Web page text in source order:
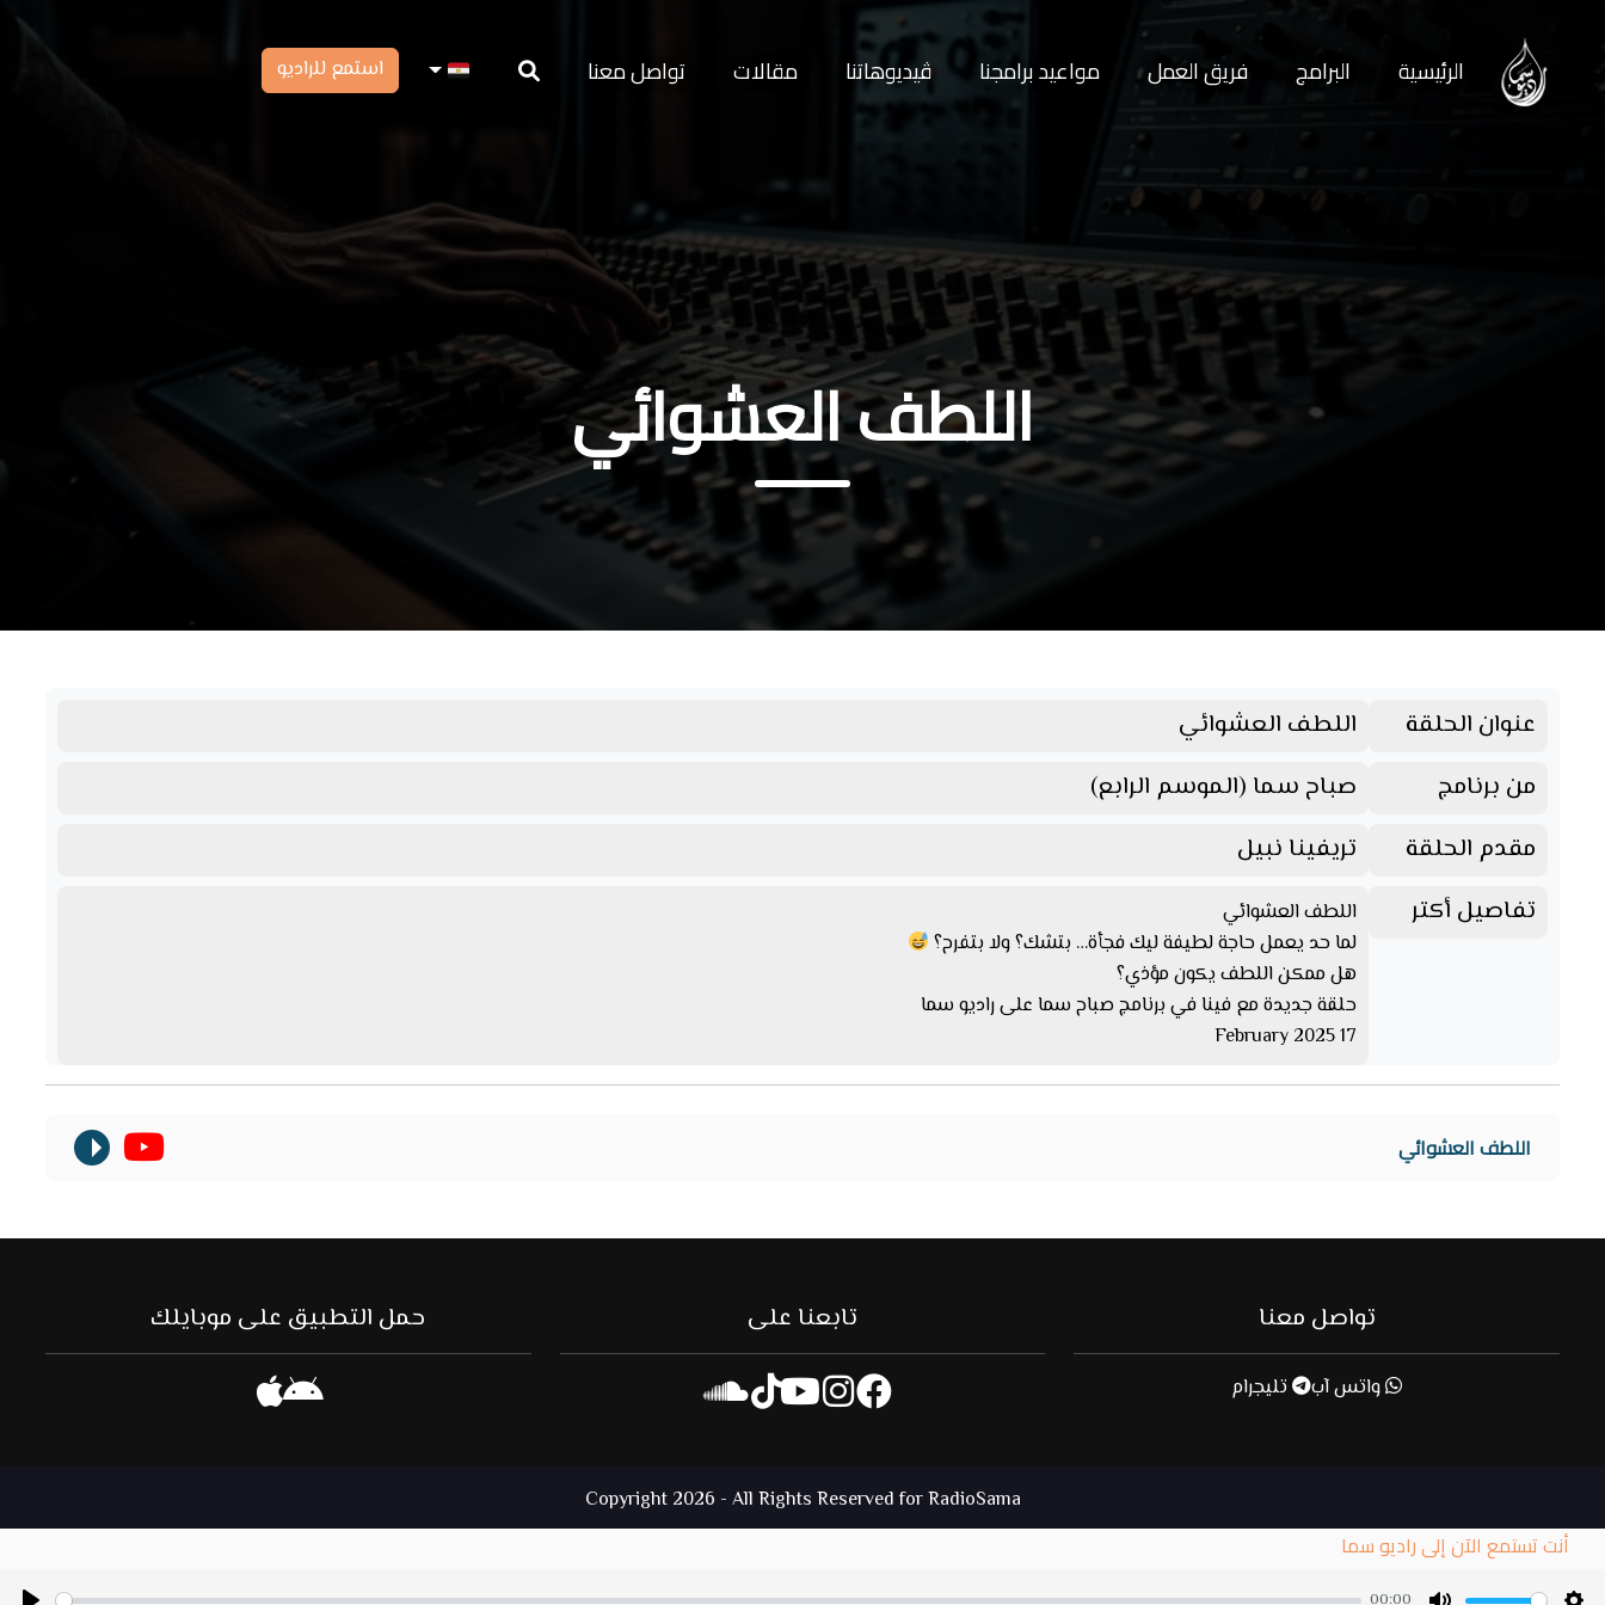
الرئيسية البرامج فريق العمل مواعيد برامجنا ڤيديوهاتنا مقالات تواصل معنا استمع للراديو
اللطف العشوائي
عنوان الحلقة
اللطف العشوائي
من برنامج
صباح سما (الموسم الرابع)
مقدم الحلقة
تريفينا نبيل
تفاصيل أكتر
اللطف العشوائي
لما حد يعمل حاجة لطيفة ليك فجأة… بتشك؟ ولا بتفرح؟
هل ممكن اللطف يكون مؤذي؟
حلقة جديدة مع فينا في برنامج صباح سما على راديو سما
17 February 2025
اللطف العشوائي
تواصل معنا
واتس آب تليجرام
تابعنا على حمل التطبيق على موبايلك
Copyright 2026 - All Rights Reserved for RadioSama
أنت تستمع الآن إلى راديو سما
00:00